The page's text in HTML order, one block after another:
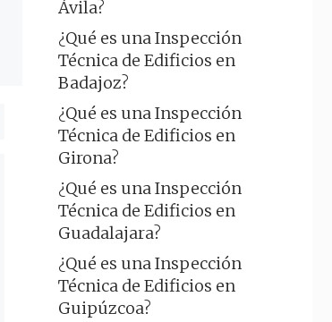
Ávila?
¿Qué es una Inspección
Técnica de Edificios en
Badajoz?
¿Qué es una Inspección
Técnica de Edificios en
Girona?
¿Qué es una Inspección
Técnica de Edificios en
Guadalajara?
¿Qué es una Inspección
Técnica de Edificios en
Guipúzcoa?